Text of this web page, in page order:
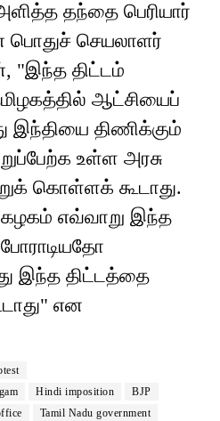
அளித்த தந்தை பெரியார்
பொதுச் செயலாளர்
"இந்த திட்டம்
ஆட்சியைப்
இந்தியை திணிக்கும்
உள்ள அரசு
கொள்ளக் கூடாது.
கழகம் எவ்வாறு இந்த
இந்த திட்டத்தை
என
Hindi imposition
BJP
Tamil Nadu government